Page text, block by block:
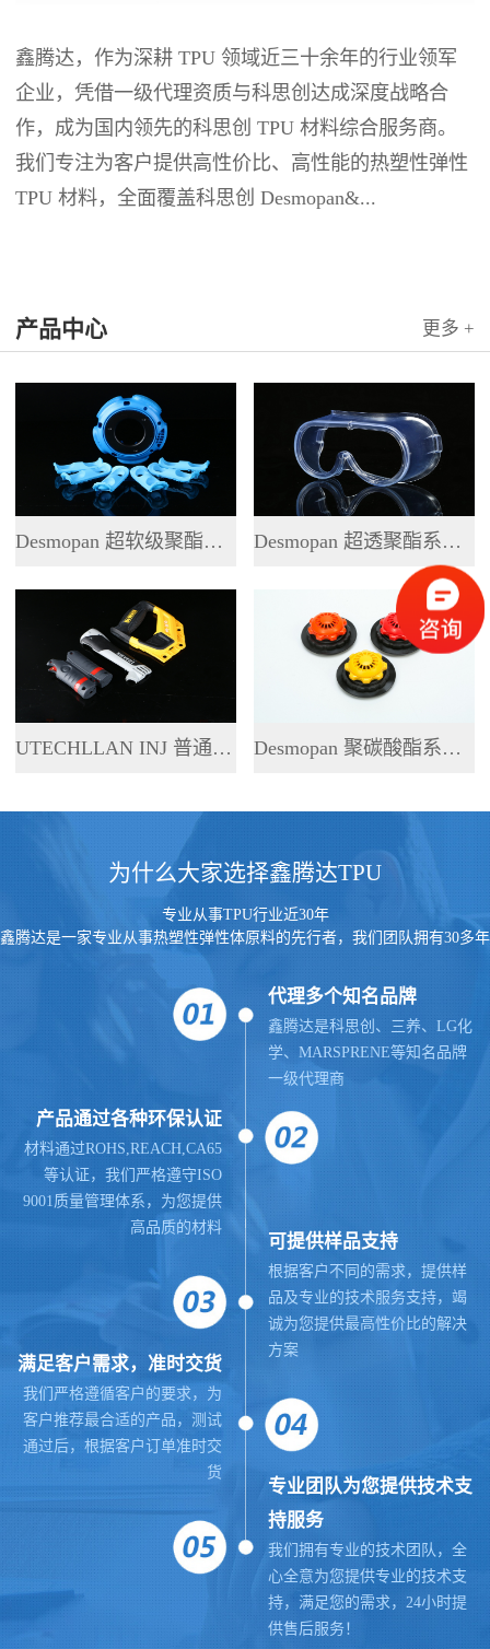
鑫腾达，作为深耕 TPU 领域近三十余年的行业领军
企业，凭借一级代理资质与科思创达成深度战略合
作，成为国内领先的科思创 TPU 材料综合服务商。
我们专注为客户提供高性价比、高性能的热塑性弹性
TPU 材料，全面覆盖科思创 Desmopan&...
产品中心 更多 +
Desmopan 超软级聚酯系列 TPU Desmopan 超透聚酯系列 TPU
UTECHLLAN INJ 普通聚酯系列 TPU Desmopan 聚碳酸酯系列 TPU
为什么大家选择鑫腾达TPU
专业从事TPU行业近30年
鑫腾达是一家专业从事热塑性弹性体原料的先行者，我们团队拥有30多年
代理多个知名品牌
鑫腾达是科思创、三养、LG化
学、MARSPRENE等知名品牌
一级代理商
产品通过各种环保认证
材料通过ROHS,REACH,CA65
等认证，我们严格遵守ISO
9001质量管理体系，为您提供
高品质的材料
可提供样品支持
根据客户不同的需求，提供样
品及专业的技术服务支持，竭
诚为您提供最高性价比的解决
方案
满足客户需求，准时交货
我们严格遵循客户的要求，为
客户推荐最合适的产品，测试
通过后，根据客户订单准时交
货
专业团队为您提供技术支
持服务
我们拥有专业的技术团队，全
心全意为您提供专业的技术支
持，满足您的需求，24小时提
供售后服务！